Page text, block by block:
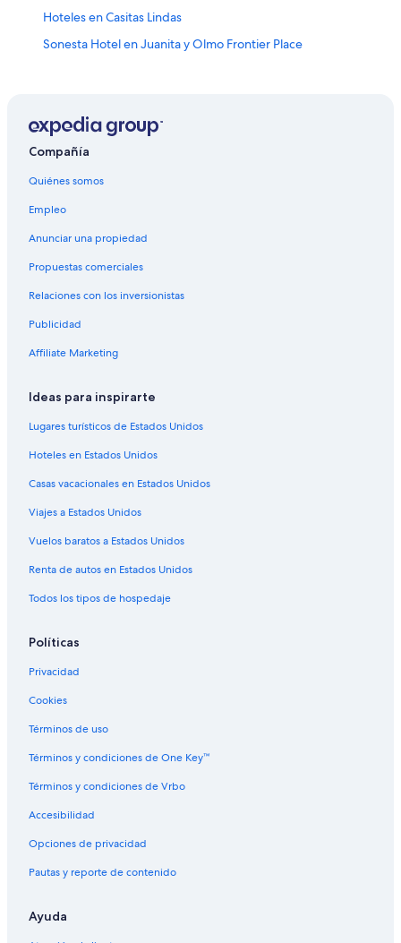
Hoteles en Casitas Lindas
Sonesta Hotel en Juanita y Olmo Frontier Place
Hoteles 5 estrellas en Tempe
B&B en Tempe
Resorts en Tempe
Condominios en Tempe
Apartamentos en Tempe
Hoteles con cocina en Tempe
Hoteles con desayuno incluido en Tempe
Villas en Tempe
Hoteles cerca de Phoenix Zoo
Hoteles cerca de Desert Botanical Garden
Hoteles en New Papago Parkway
Hoteles todo incluido en Riverside
Hoteles cerca de Pueblo Grande Museum and
Archaeological Park
Hoteles cerca de Salt River
Compañía
Quiénes somos
Empleo
Anunciar una propiedad
Propuestas comerciales
Relaciones con los inversionistas
Publicidad
Affiliate Marketing
Ideas para inspirarte
Lugares turísticos de Estados Unidos
Hoteles en Estados Unidos
Casas vacacionales en Estados Unidos
Viajes a Estados Unidos
Vuelos baratos a Estados Unidos
Renta de autos en Estados Unidos
Todos los tipos de hospedaje
Políticas
Privacidad
Cookies
Términos de uso
Términos y condiciones de One Key™
Términos y condiciones de Vrbo
Accesibilidad
Opciones de privacidad
Pautas y reporte de contenido
Ayuda